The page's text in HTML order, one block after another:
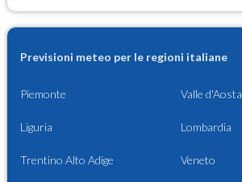
Previsioni meteo per le regioni italiane
Piemonte Valle d'Aosta
Liguria Lombardia
Trentino Alto Adige Veneto